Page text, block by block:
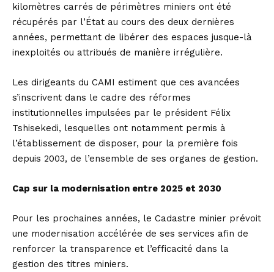
kilomètres carrés de périmètres miniers ont été
récupérés par l’État au cours des deux dernières
années, permettant de libérer des espaces jusque-là
inexploités ou attribués de manière irrégulière.
Les dirigeants du CAMI estiment que ces avancées
s’inscrivent dans le cadre des réformes
institutionnelles impulsées par le président Félix
Tshisekedi, lesquelles ont notamment permis à
l’établissement de disposer, pour la première fois
depuis 2003, de l’ensemble de ses organes de gestion.
Cap sur la modernisation entre 2025 et 2030
Pour les prochaines années, le Cadastre minier prévoit
une modernisation accélérée de ses services afin de
renforcer la transparence et l’efficacité dans la
gestion des titres miniers.